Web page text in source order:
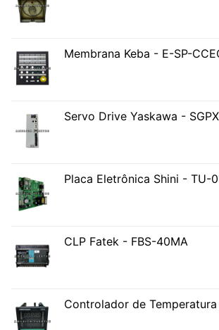
Membrana Keba - E-SP-
Servo Drive Yaskawa -
Placa Eletrônica Shini - TU-
CLP Fatek - FBS-40MA
Controlador de